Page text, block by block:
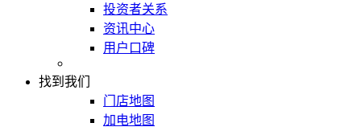
投资者关系
资讯中心
用户口碑
找到我们
门店地图
加电地图